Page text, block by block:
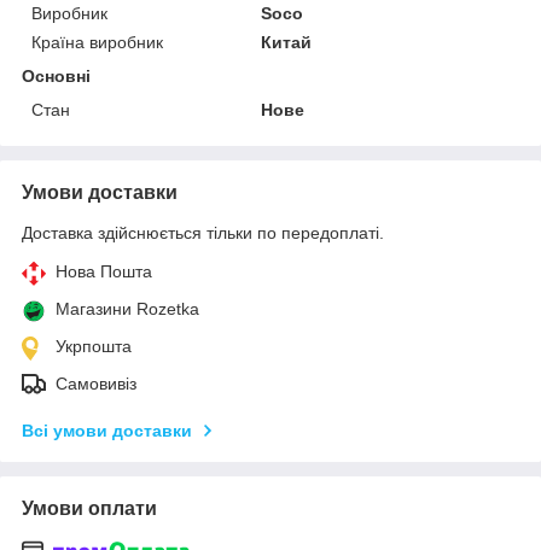
Виробник
Soco
Країна виробник
Китай
Основні
Стан
Нове
Умови доставки
Доставка здійснюється тільки по передоплаті.
Нова Пошта
Магазини Rozetka
Укрпошта
Самовивіз
Всі умови доставки
Умови оплати